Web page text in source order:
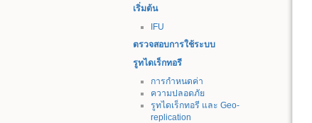
เริ่มต้น
IFU
ตรวจสอบการใช้ระบบ
รูทไดเร็กทอรี
การกำหนดค่า
ความปลอดภัย
รูทไดเร็กทอรี และ Geo-
replication